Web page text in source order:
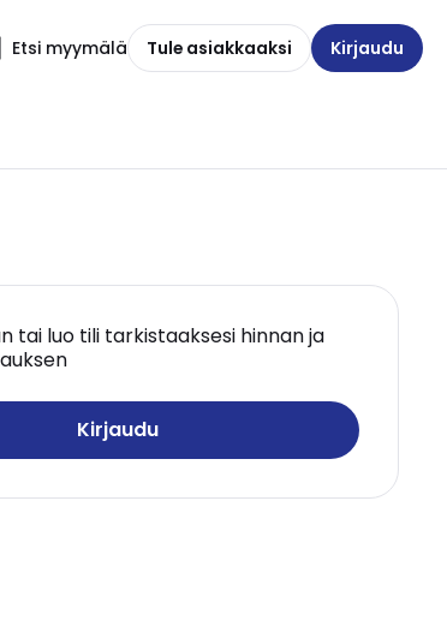
Etsi myymälä Tule asiakkaaksi Kirjaudu
tai luo tili tarkistaaksesi hinnan ja
Kirjaudu